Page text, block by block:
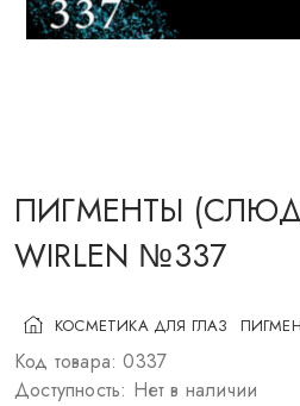
КИСТИ ДЛЯ МАКИЯЖА
ПИГМЕНТЫ
WIRLEN №337
КОСМЕТИКА ДЛЯ ГЛАЗ
Код товара: 0337
Доступность: Нет в наличии